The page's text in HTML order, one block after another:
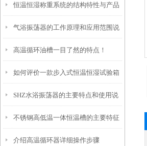
恒温恒湿称重系统的结构特性与产品
功能配置
气浴振荡器的工作原理和应用范围说
明
高温循环油槽一目了然的特点！
如何评价一款步入式恒温恒湿试验箱
的好坏？
SHZ水浴振荡器的主要特点和使用说
明
不锈钢高低温一体恒温槽的主要特征
和使用要点说明
介绍高温循环器详细操作步骤